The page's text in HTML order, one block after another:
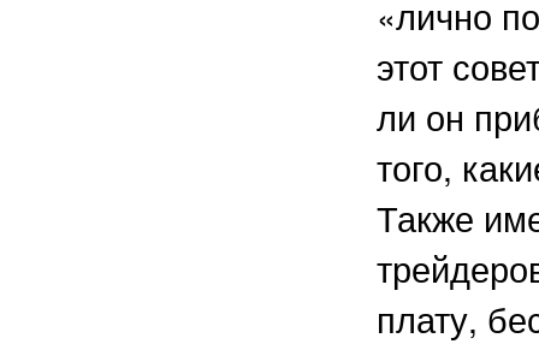
«лично
этот
ли он
того,
Также
плату,